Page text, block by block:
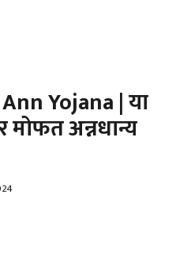
Yojana | या
मोफत अन्नधान्य